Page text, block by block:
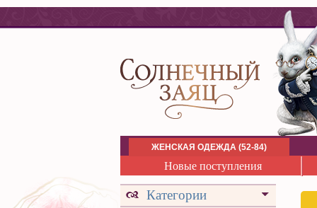
ЖЕНСКАЯ ОДЕЖДА (52-84)
Новые поступления
Категории